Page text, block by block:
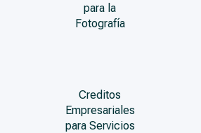
para la
Fotografía
Creditos
Empresariales
para Servicios